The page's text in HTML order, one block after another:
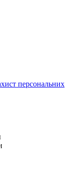
персональних